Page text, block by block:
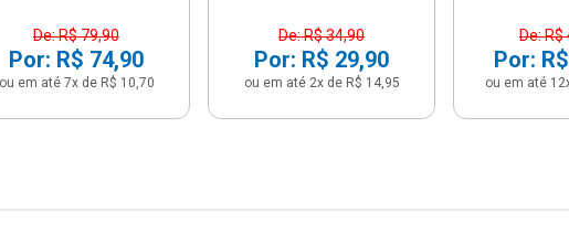
De: R$ 79,90
Por: R$ 74,90
ou em até 7x de R$ 10,70
De: R$ 34,90
Por: R$ 29,90
ou em até 2x de R$ 14,95
De: R$
Por:
ou em até